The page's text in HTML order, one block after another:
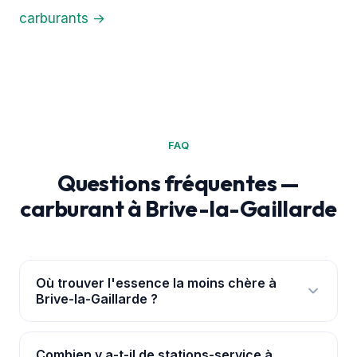
carburants →
FAQ
Questions fréquentes —
carburant à Brive-la-Gaillarde
Où trouver l'essence la moins chère à
Brive-la-Gaillarde ?
géolocalise à Brive-la-Gaillarde et classe les 8